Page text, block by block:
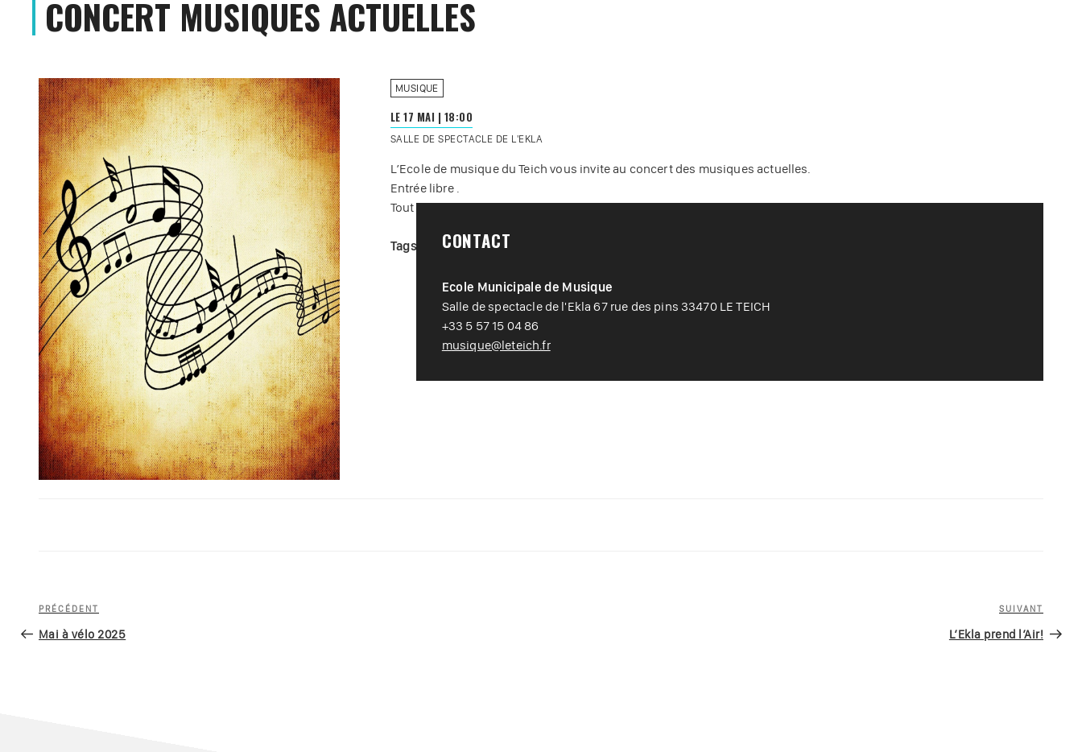
CONCERT MUSIQUES ACTUELLES
MUSIQUE
LE 17 MAI | 18:00
SALLE DE SPECTACLE DE L'EKLA
L’Ecole de musique du Teich vous invite au concert des musiques actuelles.
Entrée libre .
Tout public.
Tags : Animations locales
CONTACT
Ecole Municipale de Musique
Salle de spectacle de l'Ekla 67 rue des pins 33470 LE TEICH
+33 5 57 15 04 86
musique@leteich.fr
Navigation
de
Article
précédent
PRÉCÉDENT
Mai à vélo 2025
Article
SUIVANT
L’Ekla prend l’Air!